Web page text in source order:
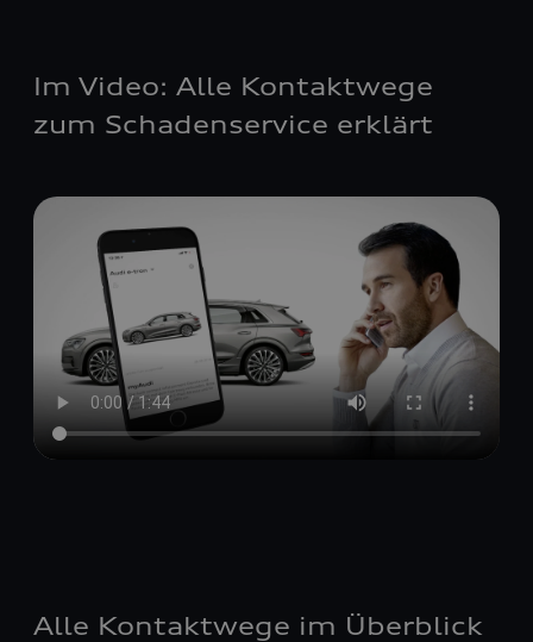
Im Video: Alle Kontaktwege
zum Schadenservice erklärt
Alle Kontaktwege im Überblick